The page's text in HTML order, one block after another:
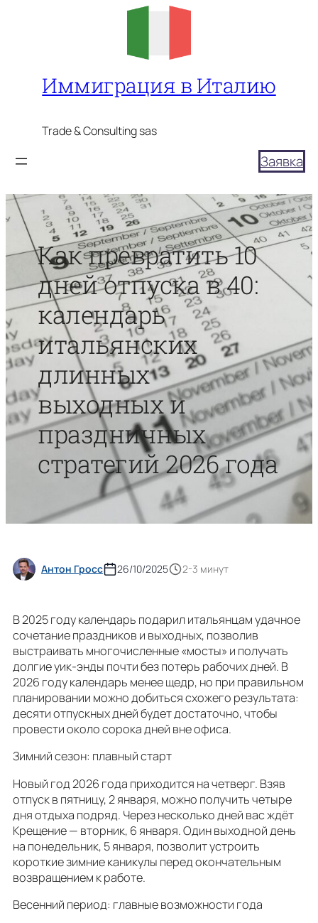
Иммиграция в Италию
Trade & Consulting sas
Заявка
Как превратить 10
дней отпуска в 40:
календарь
итальянских
длинных
выходных и
праздничных
стратегий 2026 года
Антон Гросс 26/10/2025 2-3 минут
В 2025 году календарь подарил итальянцам удачное
сочетание праздников и выходных, позволив
выстраивать многочисленные «мосты» и получать
долгие уик‑энды почти без потерь рабочих дней. В
2026 году календарь менее щедр, но при правильном
планировании можно добиться схожего результата:
десяти отпускных дней будет достаточно, чтобы
провести около сорока дней вне офиса.
Зимний сезон: плавный старт
Новый год 2026 года приходится на четверг. Взяв
отпуск в пятницу, 2 января, можно получить четыре
дня отдыха подряд. Через несколько дней вас ждёт
Крещение — вторник, 6 января. Один выходной день
на понедельник, 5 января, позволит устроить
короткие зимние каникулы перед окончательным
возвращением к работе.
Весенний период: главные возможности года